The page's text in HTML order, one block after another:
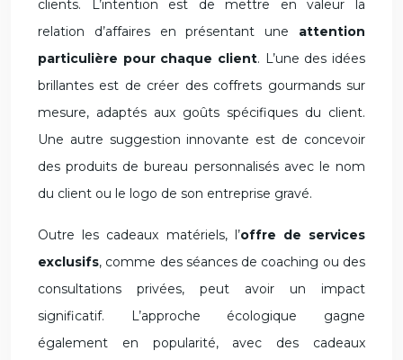
clients. L’intention est de mettre en valeur la
relation d’affaires en présentant une attention
particulière pour chaque client. L’une des idées
brillantes est de créer des coffrets gourmands sur
mesure, adaptés aux goûts spécifiques du client.
Une autre suggestion innovante est de concevoir
des produits de bureau personnalisés avec le nom
du client ou le logo de son entreprise gravé.
Outre les cadeaux matériels, l’offre de services
exclusifs, comme des séances de coaching ou des
consultations privées, peut avoir un impact
significatif. L’approche écologique gagne
également en popularité, avec des cadeaux